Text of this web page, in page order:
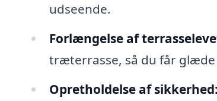
udseende.
Forlængelse af
træterrasse, så du får
Opretholdelse af sikkerhed: